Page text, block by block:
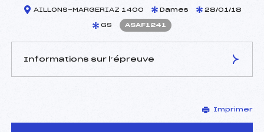
AILLONS-MARGERIAZ 1400 Dames 28/01/18
GS ASAF1241
Informations sur l’épreuve
BRANCAZ FERNAND ()
Arbitre :
GALINIER PATRICE (SA)
Imprimer